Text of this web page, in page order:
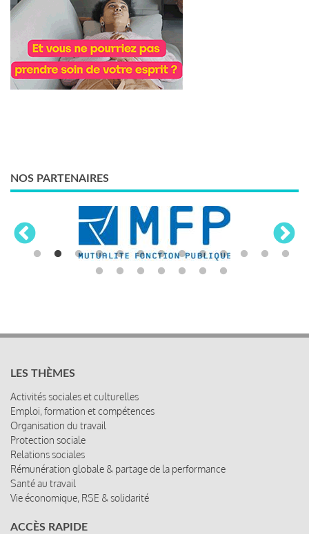
NOS PARTENAIRES
LES THÈMES
Activités sociales et culturelles
Emploi, formation et compétences
Organisation du travail
Protection sociale
Relations sociales
Rémunération globale & partage de la performance
Santé au travail
Vie économique, RSE & solidarité
ACCÈS RAPIDE